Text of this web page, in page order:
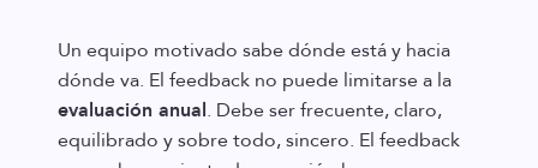
Un equipo motivado sabe dónde está y hacia
dónde va. El feedback no puede limitarse a la
evaluación anual. Debe ser frecuente, claro,
equilibrado y sobre todo, sincero. El feedback